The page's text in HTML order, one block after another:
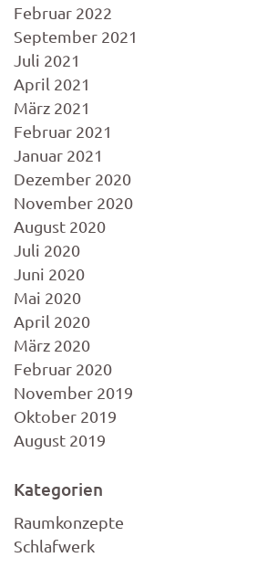
Februar 2022
September 2021
Juli 2021
April 2021
März 2021
Februar 2021
Januar 2021
Dezember 2020
November 2020
August 2020
Juli 2020
Juni 2020
Mai 2020
April 2020
März 2020
Februar 2020
November 2019
Oktober 2019
August 2019
Kategorien
Raumkonzepte
Schlafwerk